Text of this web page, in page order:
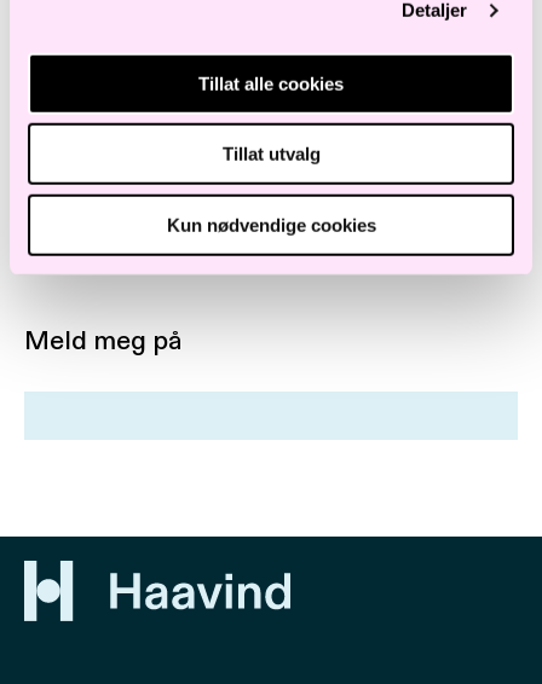
Detaljer
Tillat alle cookies
Tillat utvalg
Kun nødvendige cookies
Registering fra kl. 15.30
plasser.
Meld meg på